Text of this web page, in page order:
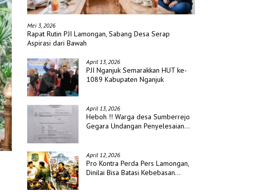
Mei 3, 2026
Rapat Rutin PJI Lamongan, Sabang Desa Serap
Aspirasi dari Bawah
April 13, 2026
PJI Nganjuk Semarakkan HUT ke-
1089 Kabupaten Nganjuk
April 13, 2026
Heboh !! Warga desa Sumberrejo
Gegara Undangan Penyelesaian
April 12, 2026
Pro Kontra Perda Pers Lamongan,
Dinilai Bisa Batasi Kebebasan